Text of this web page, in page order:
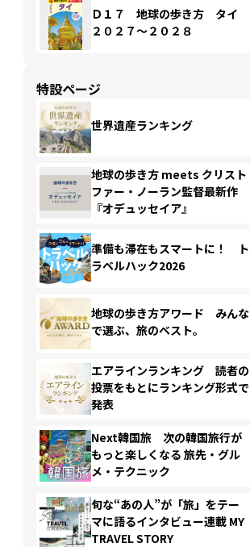
Ｄ１７ 地球の歩き方 タイ
２０２７～２０２８
特設ページ
世界遺産ランキング
地球の歩き方 meets クリスト
ファー・ノーラン監督最新作
『オデュッセイア』
準備も滞在もスマートに！ ト
ラベルハック2026
地球の歩き方アワード みんな
で選ぶ、旅のベスト。
エアラインランキング 読者の
投票をもとにランキング形式で
発表
Next韓国旅 次の韓国旅行が
もっと楽しくなる 旅先・グル
メ・テクニック
旬な“あの人”が「旅」をテー
マに語るインタビュー連載 MY
TRAVEL STORY